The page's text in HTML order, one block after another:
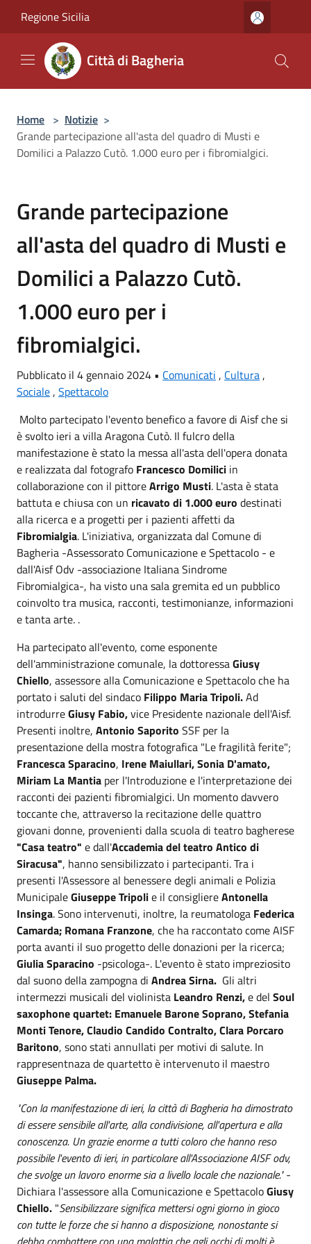
Regione Sicilia
Città di Bagheria
Home > Notizie >
Grande partecipazione all'asta del quadro di Musti e
Domilici a Palazzo Cutò. 1.000 euro per i fibromialgici.
Grande partecipazione
all'asta del quadro di Musti e
Domilici a Palazzo Cutò.
1.000 euro per i
fibromialgici.
Pubblicato il 4 gennaio 2024 • Comunicati , Cultura ,
Sociale , Spettacolo
Molto partecipato l'evento benefico a favore di Aisf che si
è svolto ieri a villa Aragona Cutò. Il fulcro della
manifestazione è stato la messa all'asta dell'opera donata
e realizzata dal fotografo Francesco Domilici in
collaborazione con il pittoreArrigo Musti. L'asta è stata
battuta e chiusa con un ricavato di 1.000 euro destinati
alla ricerca e a progetti per i pazienti affetti da
Fibromialgia. L'iniziativa, organizzata dal Comune di
Bagheria -Assessorato Comunicazione e Spettacolo - e
dall'Aisf Odv -associazione Italiana Sindrome
Fibromialgica-, ha visto una sala gremita ed un pubblico
coinvolto tra musica, racconti, testimonianze, informazioni
e tanta arte. .
Ha partecipato all'evento, come esponente
dell'amministrazione comunale, la dottoressaGiusy
Chiello, assessore alla Comunicazione e Spettacolo che ha
portato i saluti del sindaco Filippo Maria Tripoli.Ad
introdurreGiusy Fabio,vice Presidente nazionale dell'Aisf.
Presenti inoltre, Antonio Saporito SSF per la
presentazione della mostra fotografica "Le fragilità ferite";
Francesca Sparacino, Irene Maiullari, Sonia D'amato,
Miriam La Mantia per l'Introduzione e l'interpretazione dei
racconti dei pazienti fibromialgici. Un momento davvero
toccante che, attraverso la recitazione delle quattro
giovani donne, provenienti dalla scuola di teatro bagherese
"Casa teatro" e dall'Accademia del teatro Antico di
Siracusa", hanno sensibilizzato i partecipanti. Tra i
presenti l'Assessore al benessere degli animali e Polizia
MunicipaleGiuseppe Tripolie il consigliereAntonella
Insinga. Sono intervenuti, inoltre, la reumatologa Federica
Camarda; Romana Franzone, che ha raccontato come AISF
porta avanti il suo progetto delle donazioni per la ricerca;
Giulia Sparacino -psicologa-. L'evento è stato impreziosito
dal suono della zampogna di Andrea Sirna. Gli altri
intermezzi musicali del violinista Leandro Renzi,e del Soul
saxophone quartet: Emanuele Barone Soprano, Stefania
Monti Tenore, Claudio Candido Contralto, Clara Porcaro
Baritono, sono stati annullati per motivi di salute. In
rappresentnaza de quartetto è intervenuto il maestro
Giuseppe Palma.
"Con la manifestazione di ieri, la città di Bagheria ha dimostrato
di essere sensibile all'arte, alla condivisione, all'apertura e alla
conoscenza. Un grazie enorme a tutti coloro che hanno reso
possibile l'evento di ieri, in particolare all'Associazione AISF odv,
che svolge un lavoro enorme sia a livello locale che nazionale."-
Dichiara l'assessore alla Comunicazione e SpettacoloGiusy
Chiello. "Sensibilizzare significa mettersi ogni giorno in gioco
con tutte le forze che si hanno a disposizione, nonostante si